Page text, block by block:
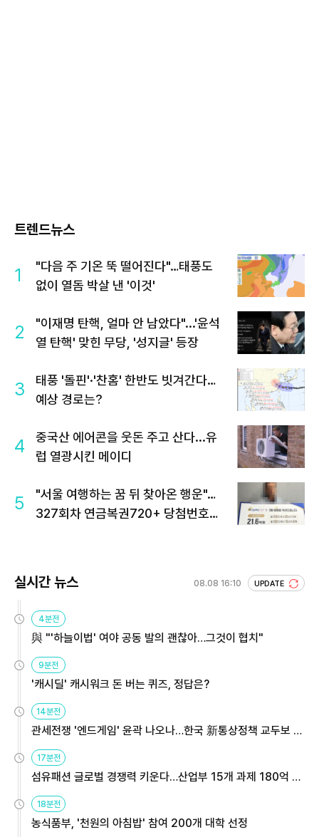
트렌드뉴스
1
"다음 주 기온 뚝 떨어진다"…태풍도
없이 열돔 박살 낸 '이것'
2
"이재명 탄핵, 얼마 안 남았다"...'윤석
열 탄핵' 맞힌 무당, '성지글' 등장
3
태풍 '돌핀'·'찬홈' 한반도 빗겨간다…
예상 경로는?
4
중국산 에어콘을 웃돈 주고 산다...유
럽 열광시킨 메이디
5
"서울 여행하는 꿈 뒤 찾아온 행운"…
327회차 연금복권720+ 당첨번호조
실시간 뉴스 08.08 16:10 UPDATE
4분전
與 "'하늘이법' 여야 공동 발의 괜찮아…그것이 협치"
9분전
'캐시딜' 캐시워크 돈 버는 퀴즈, 정답은?
14분전
관세전쟁 '엔드게임' 윤곽 나오나…한국 新통상정책 교두보 활
용해야
17분전
섬유패션 글로벌 경쟁력 키운다…산업부 15개 과제 180억 지
원
18분전
농식품부, '천원의 아침밥' 참여 200개 대학 선정